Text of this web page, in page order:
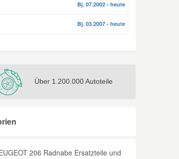
Bj. 07.2002 - heute
Bj. 03.2007 - heute
Über 1.200.000 Autoteile
206 Radnabe Ersatzteile und